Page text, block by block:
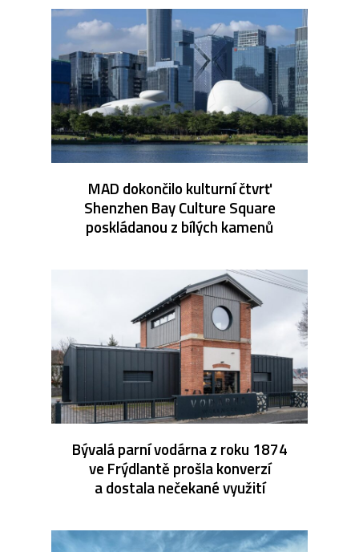
MAD dokončilo kulturní čtvrť
Shenzhen Bay Culture Square
poskládanou z bílých kamenů
Bývalá parní vodárna z roku 1874
ve Frýdlantě prošla konverzí
a dostala nečekané využití